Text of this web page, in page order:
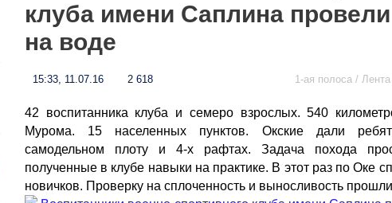
клуба имени Саплина
на воде
15:33, 11.07.16 2 618 1-ая полоса /
42 воспитанника клуба и семеро взрослых. 540
Мурома. 15 населенных пунктов. Окские дали
самодельном плоту и 4-х рафтах. Задача похода
полученные в клубе навыки на практике. В этот раз по Оке
новичков. Проверку на сплоченность и выносливость